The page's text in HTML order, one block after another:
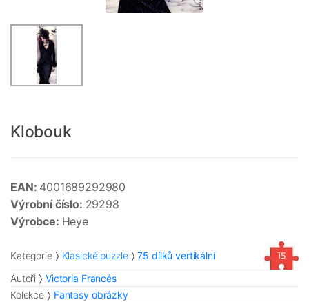
Klobouk
EAN: 4001689292980
Výrobní číslo: 29298
Výrobce: Heye
Kategorie Klasické puzzle
75 dílků vertikální
Autoři
Victoria Francés
Kolekce
Fantasy obrázky